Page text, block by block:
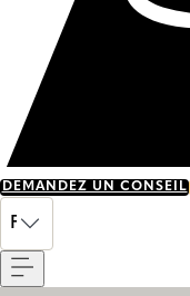
DEMANDEZ UN CONSEIL
FR